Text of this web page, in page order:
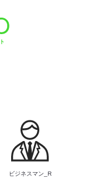
ビジネスマン_R